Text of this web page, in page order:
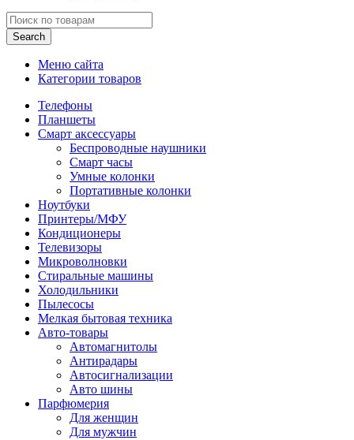
Search
Меню сайта
Категории товаров
Телефоны
Планшеты
Смарт аксессуары
Беспроводные наушники
Смарт часы
Умные колонки
Портативные колонки
Ноутбуки
Принтеры/МФУ
Кондиционеры
Телевизоры
Микроволновки
Стиральные машины
Холодильники
Пылесосы
Мелкая бытовая техника
Авто-товары
Автомагнитолы
Антирадары
Автосигнализации
Авто шины
Парфюмерия
Для женщин
Для мужчин